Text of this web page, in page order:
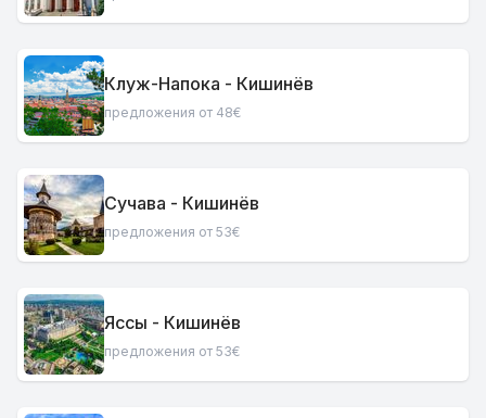
Клуж-Напока - Кишинёв
предложения от 48€
Сучава - Кишинёв
предложения от 53€
Яссы - Кишинёв
предложения от 53€